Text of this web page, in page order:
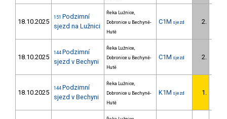
18.10.2025
151 Podzimní
sjezd na Lužnici
Řeka Lužnice,
Dobronice u Bechyně-
Hutě
C1M sjezd 2.
18.10.2025
144 Podzimní
sjezd v Bechyni
Řeka Lužnice,
Dobronice u Bechyně-
Hutě
C1M sjezd 2.
18.10.2025
144 Podzimní
sjezd v Bechyni
Řeka Lužnice,
Dobronice u Bechyně-
Hutě
K1M sjezd 1.